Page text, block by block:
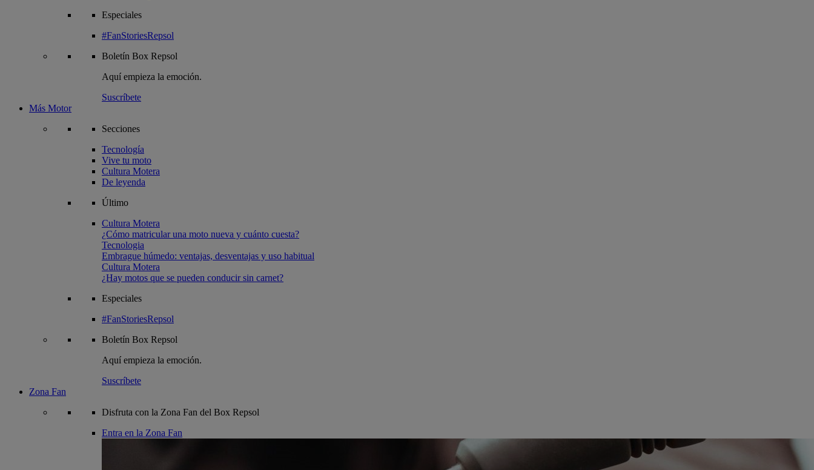
Especiales
#FanStoriesRepsol
Boletín Box Repsol
Aquí empieza la emoción.
Suscríbete
Más Motor
Secciones
Tecnología
Vive tu moto
Cultura Motera
De leyenda
Último
Cultura Motera
¿Cómo matricular una moto nueva y cuánto cuesta?
Tecnologia
Embrague húmedo: ventajas, desventajas y uso habitual
Cultura Motera
¿Hay motos que se pueden conducir sin carnet?
Especiales
#FanStoriesRepsol
Boletín Box Repsol
Aquí empieza la emoción.
Suscríbete
Zona Fan
Disfruta con la Zona Fan del Box Repsol
Entra en la Zona Fan